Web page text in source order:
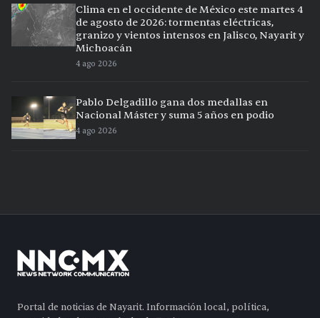
Clima en el occidente de México este martes 4
de agosto de 2026: tormentas eléctricas,
granizo y vientos intensos en Jalisco, Nayarit y
Michoacán
4 ago 2026
Pablo Delgadillo gana dos medallas en
Nacional Máster y suma 5 años en podio
4 ago 2026
Portal de noticias de Nayarit. Información local, política,